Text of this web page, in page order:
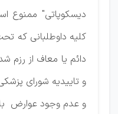
دیسکوپاتی" ممنوع
کلیه داوطلبانی که
دائم یا معاف از رزم
و تاییدیه شورای
و عدم وجود عوارض